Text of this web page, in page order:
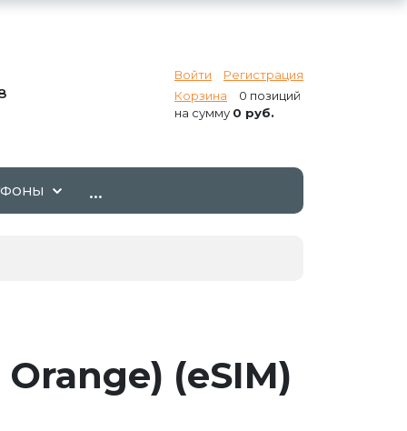
Войти
Регистрация
Корзина
0 позиций
на сумму 0 руб.
...
(eSIM)